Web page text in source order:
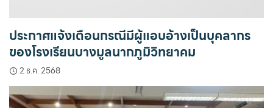
ประกาศแจ้งเตือนกรณีมีผู้แอบอ้างเป็นบุคลากร
ของโรงเรียนบางมูลนากภูมิวิทยาคม
2 ธ.ค. 2568